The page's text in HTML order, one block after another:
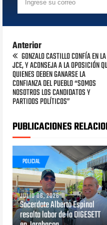
Anterior
GONZALO CASTILLO CONFÍA EN LA
JCE, Y ACONSEJA A LA OPOSICIÓN
QUIENES DEBEN GANARSE LA
CONFIANZA DEL PUEBLO “SOMOS
NOSOTROS LOS CANDIDATOS Y
PARTIDOS POLÍTICOS”
PUBLICACIONES
POLICIAL
JULIO 06, 2026
Sacerdote Alberto Espinal
resalta labor de la DIGESETT